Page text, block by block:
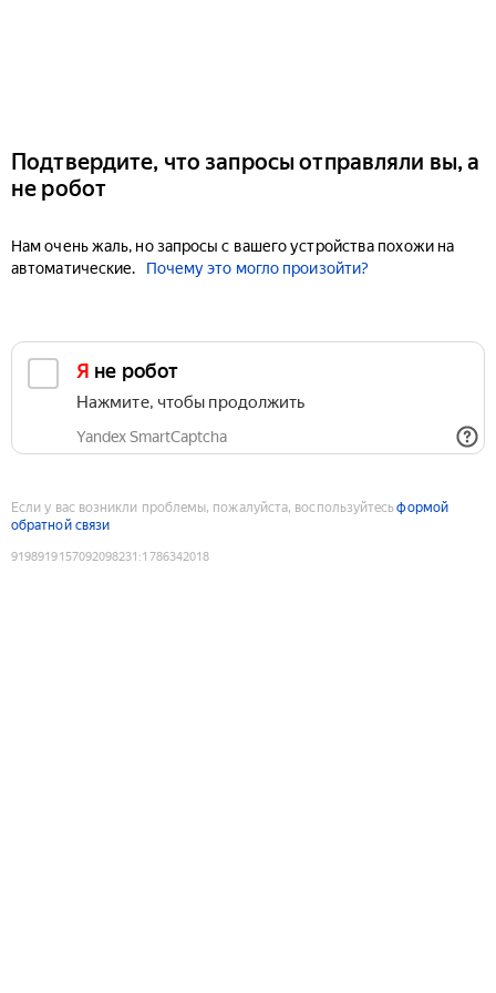
Подтвердите, что запросы отправляли вы, а
не робот
Нам очень жаль, но запросы с вашего устройства похожи на
автоматические.
Почему это могло произойти?
Я не робот
Нажмите, чтобы продолжить
Yandex SmartCaptcha
Если у вас возникли проблемы, пожалуйста, воспользуйтесьформой
обратной связи
9198919157092098231 :1786342018